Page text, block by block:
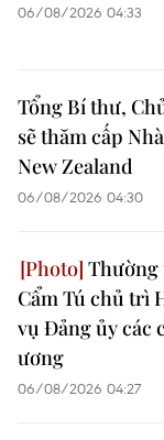
06/08/2026 04:33
Tổng Bí thư,
sẽ thăm cấp
New Zealand
06/08/2026 04:30
Thường
Cẩm Tú chủ trì
vụ Đảng ủy các
ương
06/08/2026 04:27